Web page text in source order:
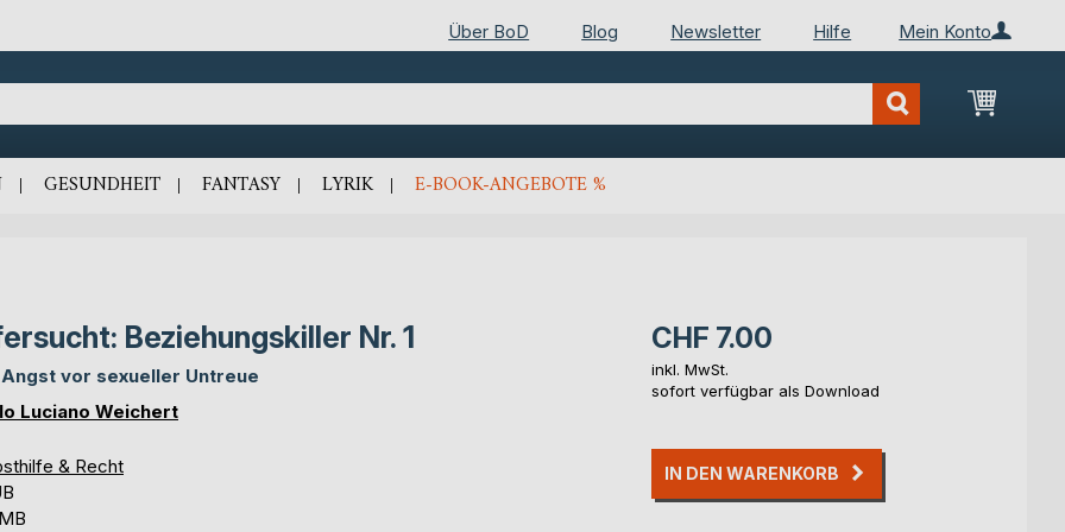
Mein Konto
Über BoD Blog Newsletter Hilfe
Mein
GESUNDHEIT FANTASY LYRIK E-BOOK-ANGEBOTE %
Beziehungskiller Nr. 1
Angst vor sexueller Untreue
Luciano Weichert
& Recht
CHF 7.00
inkl. MwSt.
sofort verfügbar als Download
IN DEN WARENKORB